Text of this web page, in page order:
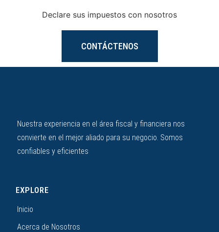
Declare sus impuestos con nosotros
CONTÁCTENOS
Nuestra experiencia en el área fiscal y financiera nos
convierte en el mejor aliado para su negocio. Somos
confiables y eficientes
EXPLORE
Inicio
Acerca de Nosotros